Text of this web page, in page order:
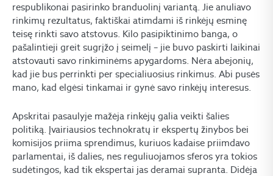
respublikonai pasirinko branduolinį variantą. Jie anuliavo
rinkimų rezultatus, faktiškai atimdami iš rinkėjų esminę
teisę rinkti savo atstovus. Kilo pasipiktinimo banga, o
pašalintieji greit sugrįžo į seimelį – jie buvo paskirti laikinai
atstovauti savo rinkiminėms apygardoms. Nėra abejonių,
kad jie bus perrinkti per specialiuosius rinkimus. Abi pusės
mano, kad elgėsi tinkamai ir gynė savo rinkėjų interesus.
Apskritai pasaulyje mažėja rinkėjų galia veikti šalies
politiką. Įvairiausios technokratų ir ekspertų žinybos bei
komisijos priima sprendimus, kuriuos kadaise priimdavo
parlamentai, iš dalies, nes reguliuojamos sferos yra tokios
sudėtingos, kad tik ekspertai jas deramai supranta. Didėja